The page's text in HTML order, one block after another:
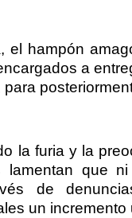
el hampón
a
la furia y la
lamentan que
de
un